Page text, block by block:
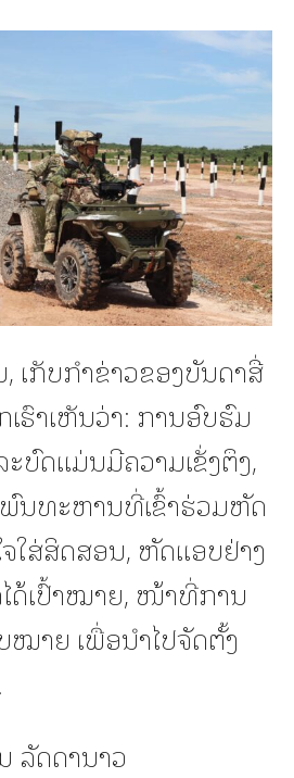
ເກັບກໍາຂ່າວຂອງບັນດາສື່
ຮົາເຫັນວ່າ: ການອົບຮົມ
ບົດແມ່ນມີຄວາມເຂັ່ງຕຶງ,
ນທະຫານທີ່ເຂົ້າຮ່ວມຫັດ
ໃສ່ສິດສອນ, ຫັດແອບຢ່າງ
ດ້ເປົ້າໝາຍ, ໜ້າທີ່ການ
ໝາຍ ເພື່ອນໍາໄປຈັດຕັ້ງ
ລັດດານາວ